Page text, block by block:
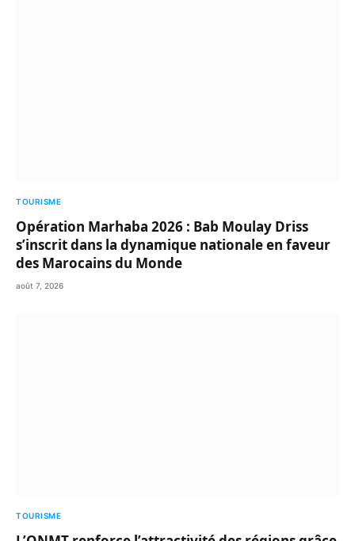
TOURISME
Opération Marhaba 2026 : Bab Moulay Driss
s’inscrit dans la dynamique nationale en faveur
des Marocains du Monde
août 7, 2026
TOURISME